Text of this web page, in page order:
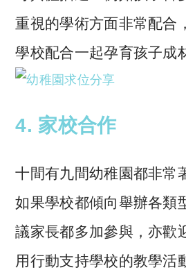
重視的學術方面非常配合
學校配合一起孕育孩子成
4. 家校合作
十間有九間幼稚園都非常
如果學校都傾向舉辦各類
議家長都多加參與，亦歡
用行動支持學校的教學活